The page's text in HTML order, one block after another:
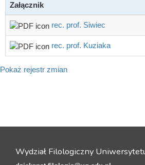
Załącznik
rec. prof. Siwiec
rec. prof. Kuziaka
Pokaż rejestr zmian
Wydział Filologiczny